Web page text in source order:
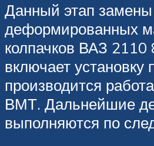
Данный этап замены
деформированных
колпачков ВАЗ 2110
включает установку
производится
ВМТ. Дальнейшие
выполняются по